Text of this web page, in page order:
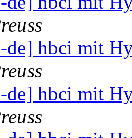
de] hbci mit
de] hbci mit